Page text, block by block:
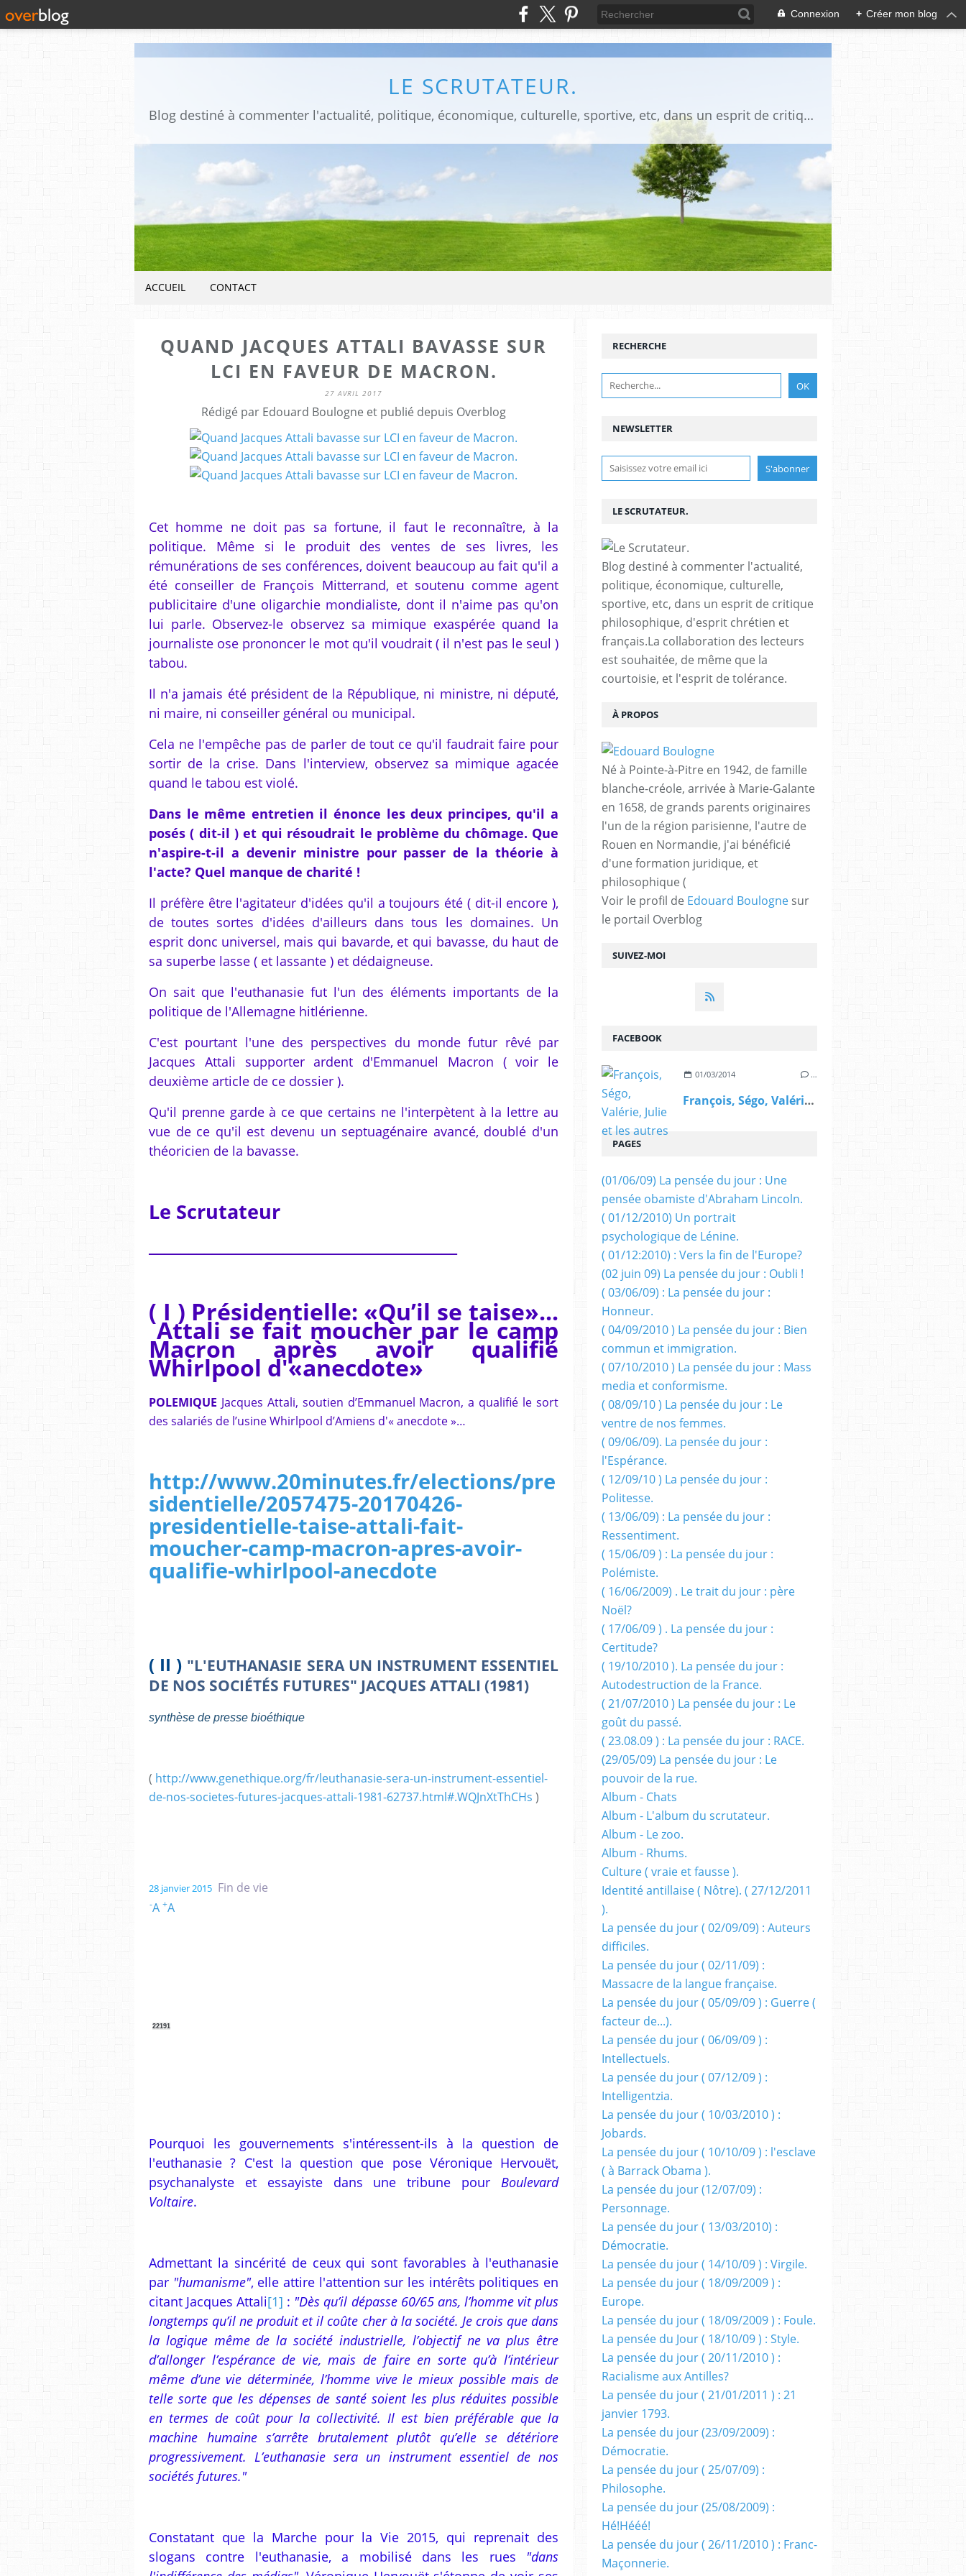
Connexion + Créer mon blog
LE SCRUTATEUR.
Blog destiné à commenter l'actualité, politique, économique, culturelle, sportive, etc, dans un esprit de critique philosophique, d'esprit chrétien et français.La collaboration des lecteurs est souhaitée, de même que la courtoisie, et l'esprit de tolérance.
ACCUEIL CONTACT
QUAND JACQUES ATTALI BAVASSE SUR
LCI EN FAVEUR DE MACRON.
27 AVRIL 2017
Rédigé par Edouard Boulogne et publié depuis Overblog
Cet homme ne doit pas sa fortune, il faut le reconnaître, à la
politique. Même si le produit des ventes de ses livres, les
rémunérations de ses conférences, doivent beaucoup au fait qu'il a
été conseiller de François Mitterrand, et soutenu comme agent
publicitaire d'une oligarchie mondialiste, dont il n'aime pas qu'on
lui parle. Observez-le observez sa mimique exaspérée quand la
journaliste ose prononcer le mot qu'il voudrait ( il n'est pas le seul )
tabou.
Il n'a jamais été président de la République, ni ministre, ni député,
ni maire, ni conseiller général ou municipal.
Cela ne l'empêche pas de parler de tout ce qu'il faudrait faire pour
sortir de la crise. Dans l'interview, observez sa mimique agacée
quand le tabou est violé.
Dans le même entretien il énonce les deux principes, qu'il a
posés ( dit-il ) et qui résoudrait le problème du chômage. Que
n'aspire-t-il a devenir ministre pour passer de la théorie à
l'acte? Quel manque de charité !
Il préfère être l'agitateur d'idées qu'il a toujours été ( dit-il encore ),
de toutes sortes d'idées d'ailleurs dans tous les domaines. Un
esprit donc universel, mais qui bavarde, et qui bavasse, du haut de
sa superbe lasse ( et lassante ) et dédaigneuse.
On sait que l'euthanasie fut l'un des éléments importants de la
politique de l'Allemagne hitlérienne.
C'est pourtant l'une des perspectives du monde futur rêvé par
Jacques Attali supporter ardent d'Emmanuel Macron ( voir le
deuxième article de ce dossier ).
Qu'il prenne garde à ce que certains ne l'interpètent à la lettre au
vue de ce qu'il est devenu un septuagénaire avancé, doublé d'un
théoricien de la bavasse.
Le Scrutateur
( I ) Présidentielle: «Qu’il se taise»...
Attali se fait moucher par le camp
Macron après avoir qualifié
Whirlpool d'«anecdote»
POLEMIQUE Jacques Attali, soutien d’Emmanuel Macron, a qualifié le sort
des salariés de l’usine Whirlpool d’Amiens d'« anecdote »…
http://www.20minutes.fr/elections/pre
sidentielle/2057475-20170426-
presidentielle-taise-attali-fait-
moucher-camp-macron-apres-avoir-
qualifie-whirlpool-anecdote
( II ) "L'EUTHANASIE SERA UN INSTRUMENT ESSENTIEL
DE NOS SOCIÉTÉS FUTURES" JACQUES ATTALI (1981)
synthèse de presse bioéthique
( http://www.genethique.org/fr/leuthanasie-sera-un-instrument-essentiel-
de-nos-societes-futures-jacques-attali-1981-62737.html#.WQJnXtThCHs )
28 janvier 2015 Fin de vie
-A +A
22191
Pourquoi les gouvernements s'intéressent-ils à la question de
l'euthanasie ? C'est la question que pose Véronique Hervouët,
psychanalyste et essayiste dans une tribune pour Boulevard
Voltaire.
Admettant la sincérité de ceux qui sont favorables à l'euthanasie
par "humanisme", elle attire l'attention sur les intérêts politiques en
citant Jacques Attali[1] : "Dès qu’il dépasse 60/65 ans, l’homme vit plus
longtemps qu’il ne produit et il coûte cher à la société. Je crois que dans
la logique même de la société industrielle, l’objectif ne va plus être
d’allonger l’espérance de vie, mais de faire en sorte qu’à l’intérieur
même d’une vie déterminée, l’homme vive le mieux possible mais de
telle sorte que les dépenses de santé soient les plus réduites possible
en termes de coût pour la collectivité. Il est bien préférable que la
machine humaine s’arrête brutalement plutôt qu’elle se détériore
progressivement. L’euthanasie sera un instrument essentiel de nos
sociétés futures."
Constatant que la Marche pour la Vie 2015, qui reprenait des
slogans contre l'euthanasie, a mobilisé dans les rues "dans
NEWSLETTER
SUIVEZ-MOI
RECHERCHE
LE SCRUTATEUR.
Blog destiné à commenter l'actualité,
politique, économique, culturelle,
sportive, etc, dans un esprit de critique
philosophique, d'esprit chrétien et
français.La collaboration des lecteurs
est souhaitée, de même que la
courtoisie, et l'esprit de tolérance.
À PROPOS
Né à Pointe-à-Pitre en 1942, de famille
blanche-créole, arrivée à Marie-Galante
en 1658, de grands parents originaires
l'un de la région parisienne, l'autre de
Rouen en Normandie, j'ai bénéficié
d'une formation juridique, et
philosophique (
Voir le profil de Edouard Boulogne sur
le portail Overblog
FACEBOOK
01/03/2014 …
François, Ségo, Valérie, Julie et les autres
PAGES
(01/06/09) La pensée du jour : Une
pensée obamiste d'Abraham Lincoln.
( 01/12/2010) Un portrait
psychologique de Lénine.
( 01/12:2010) : Vers la fin de l'Europe?
(02 juin 09) La pensée du jour : Oubli !
( 03/06/09) : La pensée du jour :
Honneur.
( 04/09/2010 ) La pensée du jour : Bien
commun et immigration.
( 07/10/2010 ) La pensée du jour : Mass
media et conformisme.
( 08/09/10 ) La pensée du jour : Le
ventre de nos femmes.
( 09/06/09). La pensée du jour :
l'Espérance.
( 12/09/10 ) La pensée du jour :
Politesse.
( 13/06/09) : La pensée du jour :
Ressentiment.
( 15/06/09 ) : La pensée du jour :
Polémiste.
( 16/06/2009) . Le trait du jour : père
Noël?
( 17/06/09 ) . La pensée du jour :
Certitude?
( 19/10/2010 ). La pensée du jour :
Autodestruction de la France.
( 21/07/2010 ) La pensée du jour : Le
goût du passé.
( 23.08.09 ) : La pensée du jour : RACE.
(29/05/09) La pensée du jour : Le
pouvoir de la rue.
Album - Chats
Album - L'album du scrutateur.
Album - Le zoo.
Album - Rhums.
Culture ( vraie et fausse ).
Identité antillaise ( Nôtre). ( 27/12/2011
).
La pensée du jour ( 02/09/09) : Auteurs
difficiles.
La pensée du jour ( 02/11/09) :
Massacre de la langue française.
La pensée du jour ( 05/09/09 ) : Guerre (
facteur de...).
La pensée du jour ( 06/09/09 ) :
Intellectuels.
La pensée du jour ( 07/12/09 ) :
Intelligentzia.
La pensée du jour ( 10/03/2010 ) :
Jobards.
La pensée du jour ( 10/10/09 ) : l'esclave
( à Barrack Obama ).
La pensée du jour (12/07/09) :
Personnage.
La pensée du jour ( 13/03/2010) :
Démocratie.
La pensée du jour ( 14/10/09 ) : Virgile.
La pensée du jour ( 18/09/2009 ) :
Europe.
La pensée du jour ( 18/09/2009 ) : Foule.
La pensée du Jour ( 18/10/09 ) : Style.
La pensée du jour ( 20/11/2010 ) :
Racialisme aux Antilles?
La pensée du jour ( 21/01/2011 ) : 21
janvier 1793.
La pensée du jour (23/09/2009) :
Démocratie.
La pensée du jour ( 25/07/09) :
Philosophe.
La pensée du jour (25/08/2009) :
Hé!Hééé!
La pensée du jour ( 26/11/2010 ) : Franc-
Maçonnerie.